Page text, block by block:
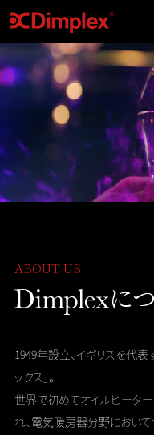
ABOUT US
に
1949年設立、イギリスを代
ックス」。
世界で初めてオイルヒータ
れ、 電気暖房器分野におい